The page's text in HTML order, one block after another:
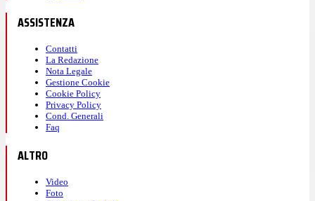
ASSISTENZA
Contatti
La Redazione
Nota Legale
Gestione Cookie
Cookie Policy
Privacy Policy
Cond. Generali
Faq
ALTRO
Video
Foto